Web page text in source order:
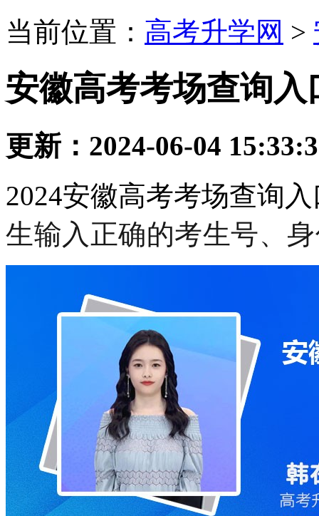
当前位置： 高考升学网 >
安徽高考考场查询入
更新：2024-06-04
2024安徽高考考场查询
生输入正确的考生号、